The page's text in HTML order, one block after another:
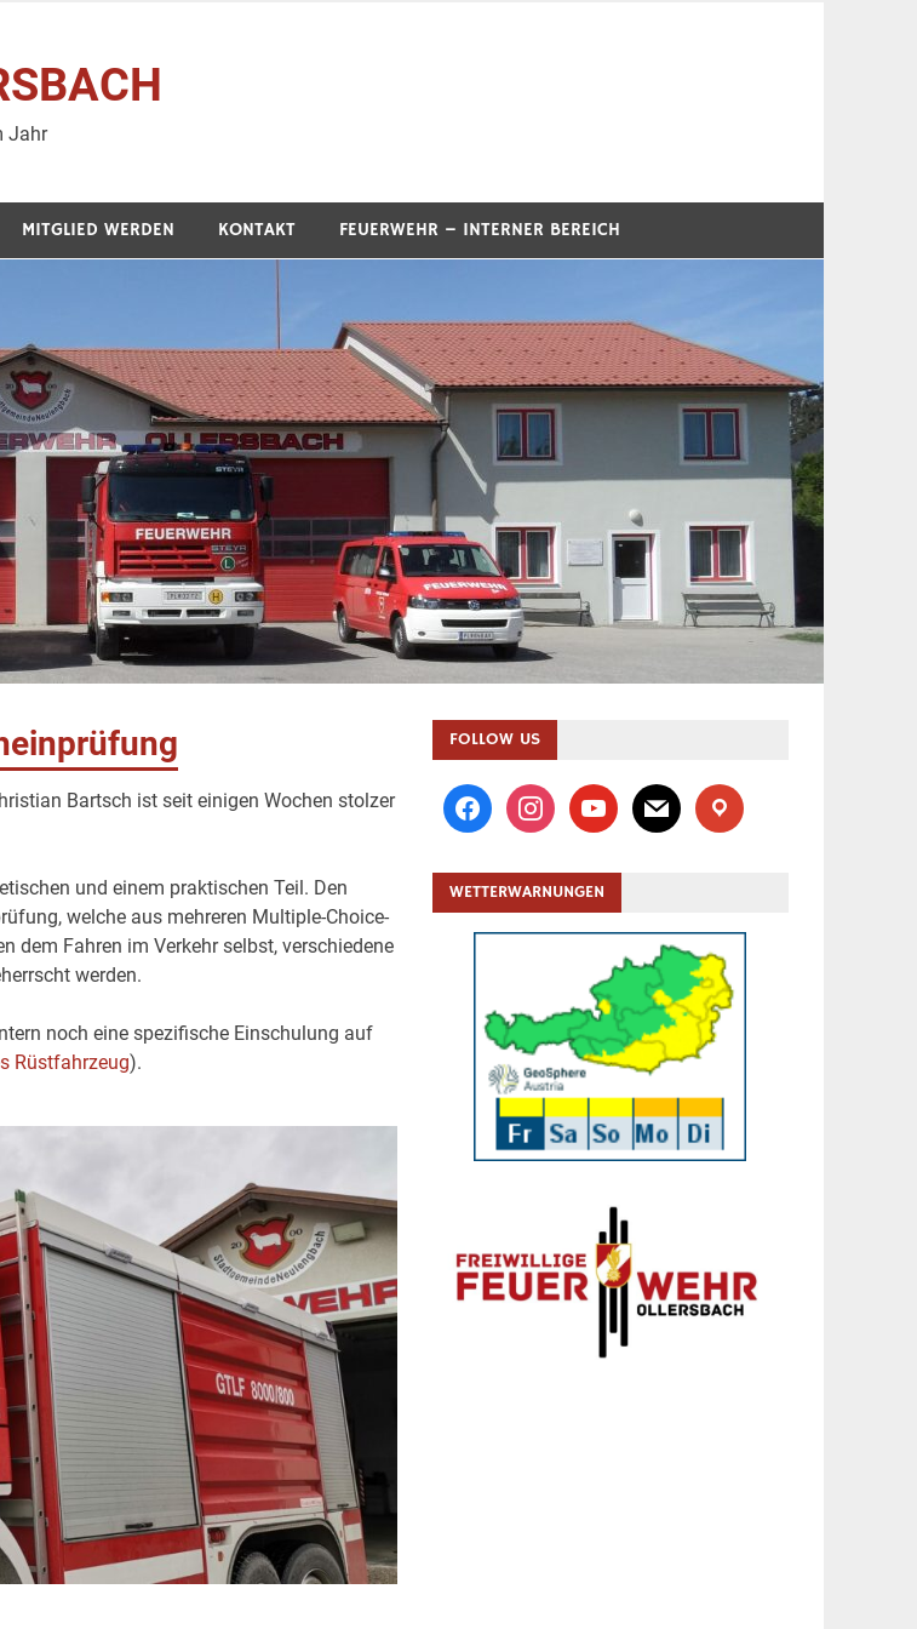
Jahr
MITGLIED WERDEN KONTAKT FEUERWEHR – INTERNER BEREICH
Bartsch ist seit einigen Wochen stolzer
und einem praktischen Teil. Den
welche aus mehreren Multiple-Choice-
dem Fahren im Verkehr selbst, verschiedene
werden.
noch eine spezifische Einschulung auf
Rüstfahrzeug).
FOLLOW US
facebookinstagramyoutubemail location
WETTERWARNUNGEN